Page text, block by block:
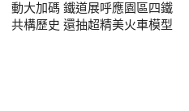
動大加碼 鐵道展呼應園區四鐵
共構歷史 還抽超精美火車模型